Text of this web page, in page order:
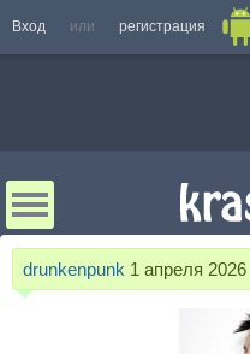
Вход или регистрация
drunkenpunk 1 апреля